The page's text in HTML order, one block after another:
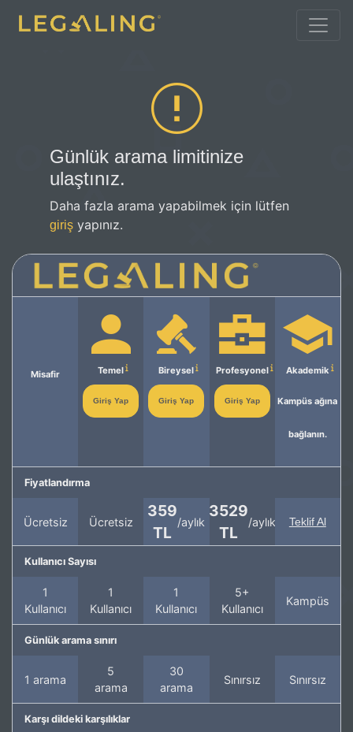
Günlük arama limitinize
ulaştınız.
Daha fazla arama yapabilmek için lütfen
giriş yapınız.
Misafir Temel
Giriş Yap
Bireysel
Giriş Yap
Profesyonel
Giriş Yap
Akademik
Kampüs ağına
bağlanın.
Fiyatlandırma
Ücretsiz Ücretsiz
359
TL
/aylık
3529
TL
/aylık Teklif Al
Kullanıcı Sayısı
1
Kullanıcı
1
Kullanıcı
1
Kullanıcı
5+
Kullanıcı
Kampüs
Günlük arama sınırı
1 arama
5
arama
30
arama
Sınırsız Sınırsız
Karşı dildeki karşılıklar